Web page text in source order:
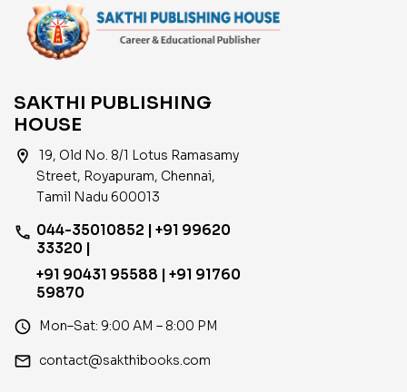
SAKTHI PUBLISHING
HOUSE
location_on
19, Old No. 8/1 Lotus Ramasamy
Street, Royapuram, Chennai,
Tamil Nadu 600013
phone 044-35010852 | +91 99620
33320 |
+91 90431 95588 | +91 91760
59870
access_time Mon–Sat: 9:00 AM – 8:00 PM
email contact@sakthibooks.com